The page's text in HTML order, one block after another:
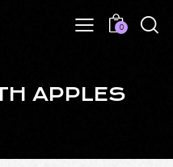
0
APPLES